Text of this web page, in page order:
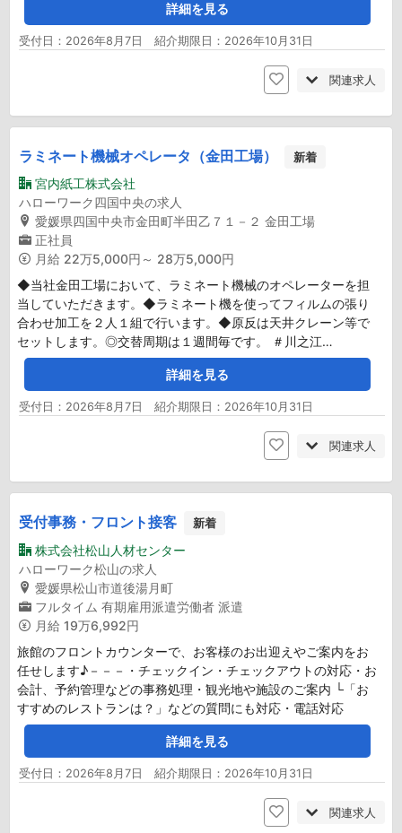
詳細を見る
受付日：2026年8月7日 紹介期限日：2026年10月31日
関連求人
ラミネート機械オペレータ（金田工場） 新着
宮内紙工株式会社
ハローワーク四国中央の求人
愛媛県四国中央市金田町半田乙７１－２ 金田工場
正社員
月給 22万5,000円～ 28万5,000円
◆当社金田工場において、ラミネート機械のオペレーターを担
当していただきます。◆ラミネート機を使ってフィルムの張り
合わせ加工を２人１組で行います。◆原反は天井クレーン等で
セットします。◎交替周期は１週間毎です。 ＃川之江…
詳細を見る
受付日：2026年8月7日 紹介期限日：2026年10月31日
関連求人
受付事務・フロント接客 新着
株式会社松山人材センター
ハローワーク松山の求人
愛媛県松山市道後湯月町
フルタイム 有期雇用派遣労働者 派遣
月給 19万6,992円
旅館のフロントカウンターで、お客様のお出迎えやご案内をお
任せします♪－－－・チェックイン・チェックアウトの対応・お
会計、予約管理などの事務処理・観光地や施設のご案内 └「お
すすめのレストランは？」などの質問にも対応・電話対応
詳細を見る
受付日：2026年8月7日 紹介期限日：2026年10月31日
関連求人